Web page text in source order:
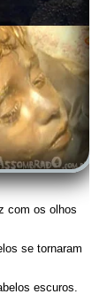
com os olhos
se tornaram
escuros.